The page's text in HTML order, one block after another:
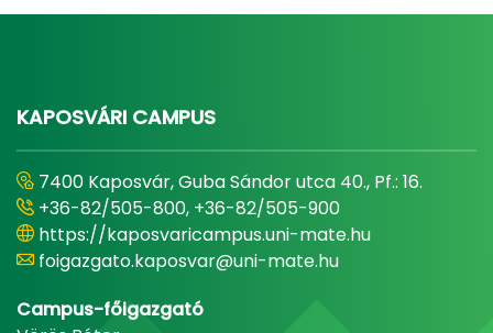
KAPOSVÁRI CAMPUS
7400 Kaposvár, Guba Sándor utca 40., Pf.: 16.
+36-82/505-800, +36-82/505-900
https://kaposvaricampus.uni-mate.hu
foigazgato.kaposvar@uni-mate.hu
Campus-főigazgató